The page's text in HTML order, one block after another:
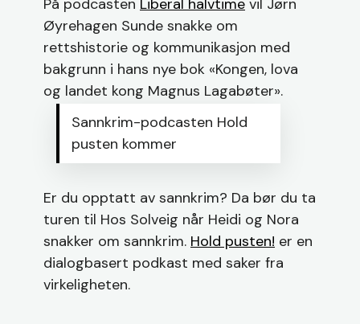
På podcasten Liberal halvtime vil Jørn
Øyrehagen Sunde snakke om
rettshistorie og kommunikasjon med
bakgrunn i hans nye bok «Kongen, lova
og landet kong Magnus Lagabøter».
Sannkrim-podcasten Hold
pusten kommer
Er du opptatt av sannkrim? Da bør du ta
turen til Hos Solveig når Heidi og Nora
snakker om sannkrim. Hold pusten! er en
dialogbasert podkast med saker fra
virkeligheten.